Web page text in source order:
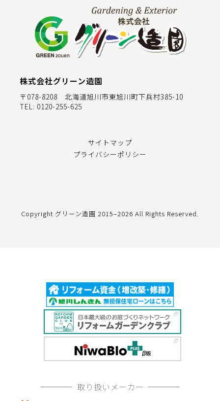
株式会社グリーン造園
〒078-8208 北海道旭川市東旭川町下兵村385-10
TEL: 0120-255-625
サイトマップ
プライバシーポリシー
Copyright グリーン造園 2015–2026 All Rights Reserved.
取り扱いメーカー